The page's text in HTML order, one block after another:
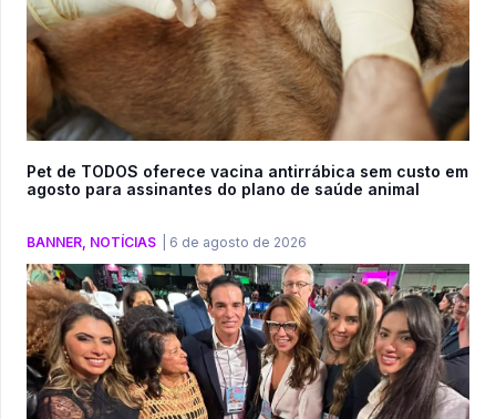
Pet de TODOS oferece vacina antirrábica sem custo em
agosto para assinantes do plano de saúde animal
BANNER NOTÍCIAS 6 de agosto de 2026